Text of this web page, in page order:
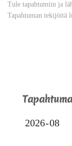
Tule tapahtumiin ja
Tapahtuman tekijöitä